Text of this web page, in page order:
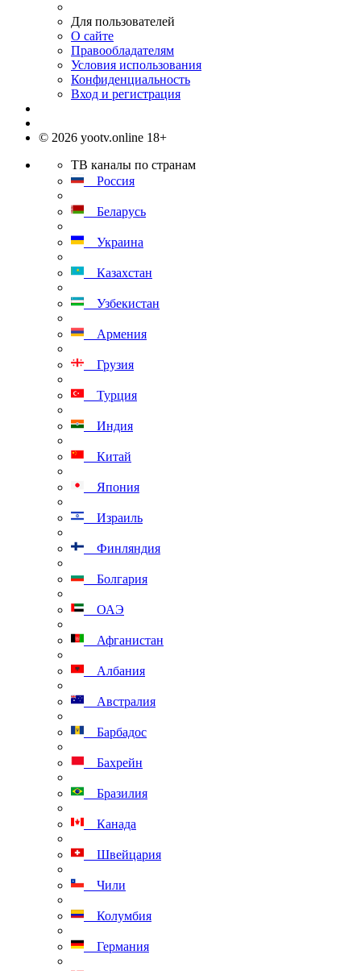
Для пользователей
О сайте
Правообладателям
Условия использования
Конфиденциальность
Вход и регистрация
© 2026 yootv.online 18+
ТВ каналы по странам
Россия
Беларусь
Украина
Казахстан
Узбекистан
Армения
Грузия
Турция
Индия
Китай
Япония
Израиль
Финляндия
Болгария
ОАЭ
Афганистан
Албания
Австралия
Барбадос
Бахрейн
Бразилия
Канада
Швейцария
Чили
Колумбия
Германия